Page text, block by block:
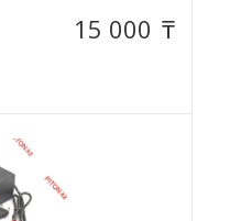
15 000 ₸